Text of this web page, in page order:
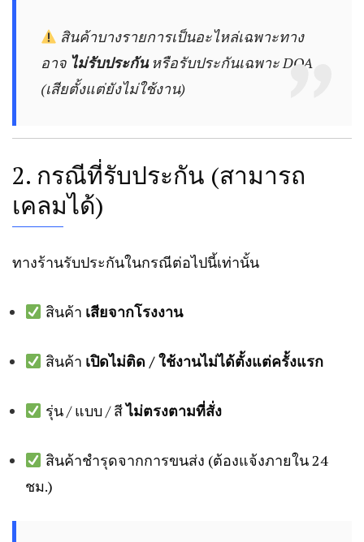
สินค้าบางรายการเป็นอะไหล่เฉพาะทาง
อาจ ไม่รับประกันหรือรับประกันเฉพาะ DOA
(เสียตั้งแต่ยังไม่ใช้งาน)
2. กรณีที่รับประกัน (สามารถ
เคลมได้)
ทางร้านรับประกันในกรณีต่อไปนี้เท่านั้น
สินค้า เสียจากโรงงาน
สินค้า เปิดไม่ติด / ใช้งานไม่ได้ตั้งแต่ครั้งแรก
รุ่น / แบบ / สีไม่ตรงตามที่สั่ง
สินค้าชำรุดจากการขนส่ง (ต้องแจ้งภายใน 24
ชม.)